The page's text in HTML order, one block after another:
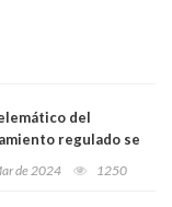
del
regulado se
de 2024 1250